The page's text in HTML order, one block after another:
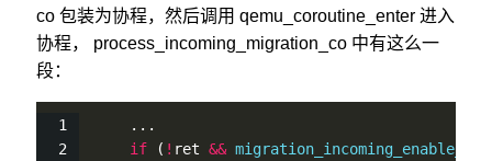
co 包装为协程，然后调用 qemu_coroutine_enter 进入
协程， process_incoming_migration_co 中有这么一
段：
    ...
if ( ! ret &&